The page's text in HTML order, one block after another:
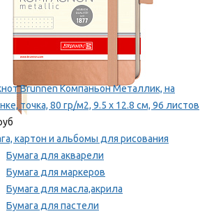
Brunnen Компаньон Металлик, на
точка, 80 гр/м2, 9.5 х 12.8 см, 96 листов
картон и альбомы для рисования
Бумага для акварели
Бумага для маркеров
Бумага для масла,акрила
Бумага для пастели